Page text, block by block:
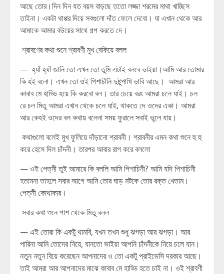
আছে তোর।দিন দিন যত বয়স বাড়ছে ততো লজ্জা শরমের মাথা খাচ্ছিস
তাইনা। একটা থাপ্পর দিয়ে সবগুলো দাঁত ফেলে দেবো। যা এখান থেকে আর
আমাকে আমার বউয়ের সাথে গল্প করতে দে।
শ্রাবণের কথা শুনে শ্রাবণী মুখ বেকিয়ে বলল
— হ্যাঁ হ্যাঁ জানি তো এখন তো তুমি এটাই বলবে ভাইয়া।আমি আর তোমার
কি হই বলো। এখন তো ওই পিশাচীনি দুষ্টুপাখি ভাবি আছে। আমরা আর
কাবাব মে হাড্ডি হয়ে কি করবো বল। তার চেয়ে বরং আমরা চলে যাই। চল
রে চল মিতু আমরা এখান থেকে চলে যাই, থাকতে দে ওদের একা। আমরা
আর কেহই ওদের বল কথায় বলেনা সময় ফুরালে সবাই ভুলে যায়।
কথাগুলো বলেই মুখ ফুলিয়ে দাঁড়ানো শ্রাবনী। শ্রাবনীর এমন কথা শুনে হু হু
করে হেসে দিল চাঁদনী। তারপর আবার রাগ করে বললো
— ওই পেত্নী তুই আমারে কি বললি আমি পিশাচিনী? আমি যদি পিশাচিনী
হতামনা তাহলে সবার আগে আমি তোর ঘাড় মটকে তোর রক্ত খেতাম।
পেত্নী কোথাকার।
সবার কথা শুনে পাশ থেকে মিতু বলল
— এই তোরা কি একটু থামবি, যখন তখন শুধু ঝগড়া আর ঝগড়া। আর
পারিনা আমি তোদের নিয়ে, যানতো ভাইয়া আপনি চাঁদনীকে নিয়ে চলে যান।
নতুন নতুন বিয়ে করেছেন আপনাদের ও তো একটু প্রাইভেসি দরকার আছে।
তাই আমরা আর আপনাদের মাঝে কাবাব মে হাড্ডি হতে চাই না। ওই শ্রাবণী